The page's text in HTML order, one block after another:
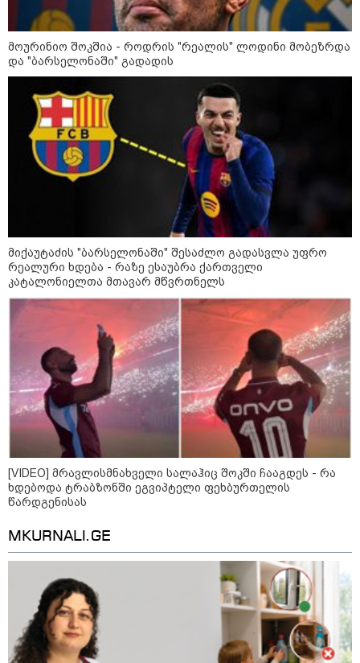
ფული ამ ზოდიაქოს ნიშნების
ხელში აღმოჩნდება: ვინ
გამდიდრდება?
როგორ ჩავიცვათ 40 წლის
შემდეგ: მილიონერების
სტილისტის 8 ოქროს წესი და
აუცილებელი სამოსი
მსოფლიო
09:52 / 07-08-2026
"რაკეტები ჩვენც გვჭირდება" - დონალდ
ტრამპი უკრაინისთვის Patriot-ის
რაკეტების გაგზავნაზე
მოურინიო შოკშია - როდრის "რეალის" ლოდინი მობეზრდა
და "ბარსელონაში" გადადის
მიქაუტაძის "ბარსელონაში" შესაძლო გადასვლა უფრო
რეალური ხდება - რაზე ესაუბრა ქართველი
კატალონიელთა მთავარ მწვრთნელს
[VIDEO] მრავლისმნახველი სალაჰიც შოკში ჩააგდეს - რა
ხდებოდა ტრაბზონში ეგვიპტელი ფეხბურთელის
წარდგენისას
MKURNALI.GE